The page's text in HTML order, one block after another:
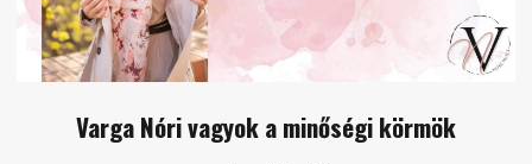
Varga Nóri vagyok a minőségi körmök